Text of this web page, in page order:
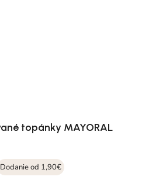
topánky MAYORAL
Dodanie od 1,90€